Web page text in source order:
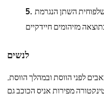
​​השתן הנגרמת
לנשים
לפני הווסת ובמהלך הווסת,
מפירות אניס הכוכב גם